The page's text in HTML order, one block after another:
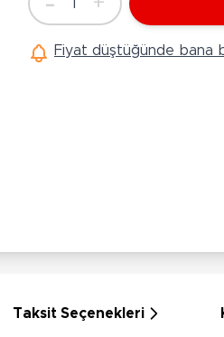
Bebek Araç Gereçleri
Bin
Adet
1
Fiyat düştüğünde bana
Taksit Seçenekleri